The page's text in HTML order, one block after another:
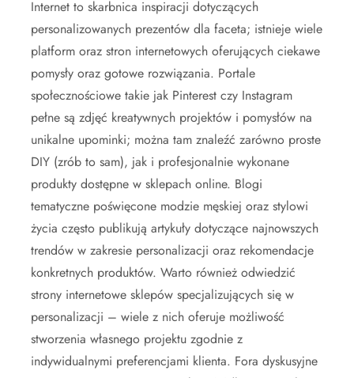
Internet to skarbnica inspiracji dotyczących
personalizowanych prezentów dla faceta; istnieje wiele
platform oraz stron internetowych oferujących ciekawe
pomysły oraz gotowe rozwiązania. Portale
społecznościowe takie jak Pinterest czy Instagram
pełne są zdjęć kreatywnych projektów i pomysłów na
unikalne upominki; można tam znaleźć zarówno proste
DIY (zrób to sam), jak i profesjonalnie wykonane
produkty dostępne w sklepach online. Blogi
tematyczne poświęcone modzie męskiej oraz stylowi
życia często publikują artykuły dotyczące najnowszych
trendów w zakresie personalizacji oraz rekomendacje
konkretnych produktów. Warto również odwiedzić
strony internetowe sklepów specjalizujących się w
personalizacji – wiele z nich oferuje możliwość
stworzenia własnego projektu zgodnie z
indywidualnymi preferencjami klienta. Fora dyskusyjne